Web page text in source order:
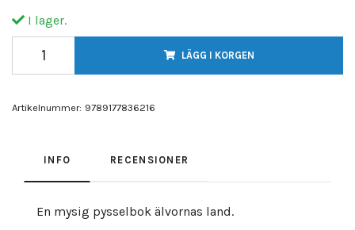
I lager.
LÄGG I KORGEN
Artikelnummer: 9789177836216
INFO RECENSIONER
En mysig pysselbok älvornas land.